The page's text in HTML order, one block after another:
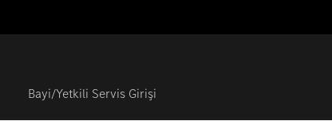
Bayi/Yetkili Servis Girişi